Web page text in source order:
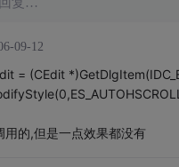
09-12
= (CEdit
用的,但是一点效果都没有